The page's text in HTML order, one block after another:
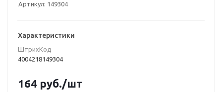
Артикул: 149304
Характеристики
ШтрихКод
4004218149304
164 руб./шт